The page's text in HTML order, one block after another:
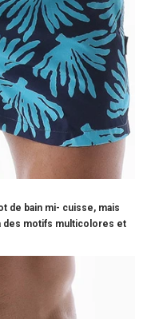
de bain mi- cuisse, mais
des motifs multicolores et